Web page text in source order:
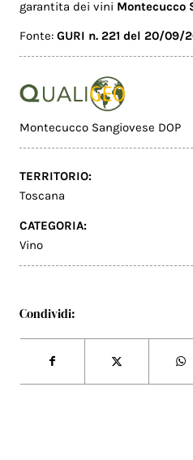
garantita dei vini Montecucco
Fonte:GURI n. 221 del 20/09/
Montecucco Sangiovese DOP
TERRITORIO:
Toscana
CATEGORIA:
Vino
Condividi: